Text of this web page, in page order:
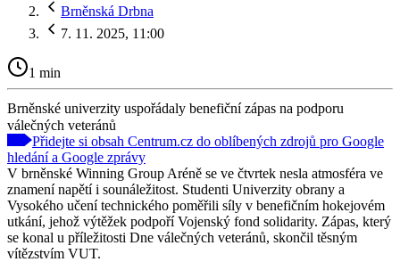
Brněnská Drbna
7. 11. 2025, 11:00
1 min
Brněnské univerzity uspořádaly benefiční zápas na podporu
válečných veteránů
Přidejte si obsah Centrum.cz do oblíbených zdrojů pro Google
hledání a Google zprávy
V brněnské Winning Group Aréně se ve čtvrtek nesla atmosféra ve
znamení napětí i sounáležitost. Studenti Univerzity obrany a
Vysokého učení technického poměřili síly v benefičním hokejovém
utkání, jehož výtěžek podpoří Vojenský fond solidarity. Zápas, který
se konal u příležitosti Dne válečných veteránů, skončil těsným
vítězstvím VUT.